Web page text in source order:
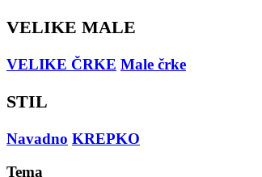
VELIKE MALE
VELIKE ČRKE Male črke
STIL
Navadno KREPKO
Tema